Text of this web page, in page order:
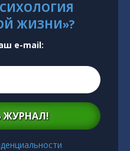
ЖИЗНИ»?
e-mail:
ЖУРНАЛ!